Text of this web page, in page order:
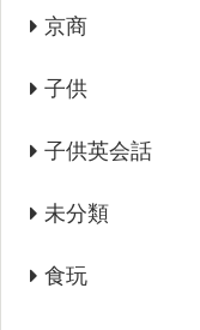
京商
子供
子供英会話
未分類
食玩